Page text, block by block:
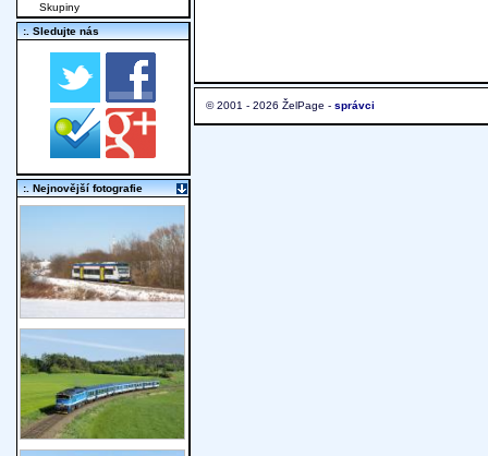
© 2001 - 2026 ŽelPage - správci
Skupiny
:. Sledujte nás
:. Nejnovější fotografie